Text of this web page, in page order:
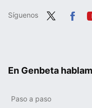
Síguenos
En Genbeta
Paso a paso